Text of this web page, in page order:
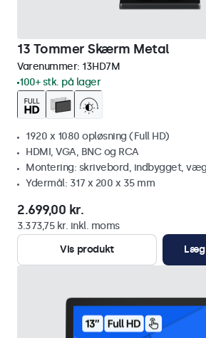
13 Tommer Skærm Metal
Varenummer: 13HD7M
100+ stk. på lager
1920 x 1080 opløsning (Full HD)
HDMI, VGA, BNC og RCA
Montering: skrivebord, indbygget, væg
Ydermål: 317 x 200 x 35 mm
2.699,00 kr.
3.373,75 kr. inkl. moms
Vis produkt
Læg